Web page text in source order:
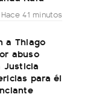
Hace 41 minutos
a Thiago
abuso
Justicia
para él